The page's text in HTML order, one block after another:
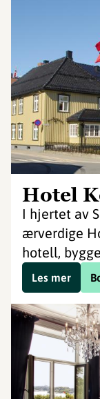
Hotel
I hjertet av
ærverdige
hotell,
Les mer